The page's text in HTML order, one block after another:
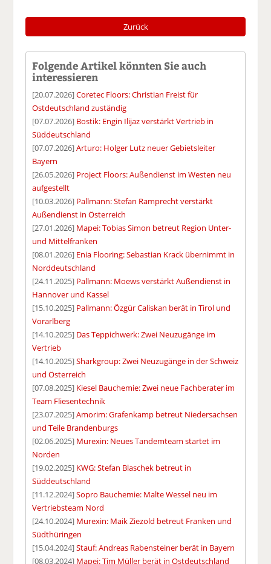
Zurück
Folgende Artikel könnten Sie auch
interessieren
[20.07.2026]Coretec Floors: Christian Freist für
Ostdeutschland zuständig
[07.07.2026] Bostik: Engin Ilijaz verstärkt Vertrieb in
Süddeutschland
[07.07.2026]Arturo: Holger Lutz neuer Gebietsleiter
Bayern
[26.05.2026] Project Floors: Außendienst im Westen neu
aufgestellt
[10.03.2026] Pallmann: Stefan Ramprecht verstärkt
Außendienst in Österreich
[27.01.2026] Mapei: Tobias Simon betreut Region Unter-
und Mittelfranken
[08.01.2026] Enia Flooring: Sebastian Krack übernimmt in
Norddeutschland
[24.11.2025] Pallmann: Moews verstärkt Außendienst in
Hannover und Kassel
[15.10.2025] Pallmann: Özgür Caliskan berät in Tirol und
Vorarlberg
[14.10.2025] Das Teppichwerk: Zwei Neuzugänge im
Vertrieb
[14.10.2025]Sharkgroup: Zwei Neuzugänge in der Schweiz
und Österreich
[07.08.2025] Kiesel Bauchemie: Zwei neue Fachberater im
Team Fliesentechnik
[23.07.2025]Amorim: Grafenkamp betreut Niedersachsen
und Teile Brandenburgs
[02.06.2025] Murexin: Neues Tandemteam startet im
Norden
[19.02.2025] KWG: Stefan Blaschek betreut in
Süddeutschland
[11.12.2024]Sopro Bauchemie: Malte Wessel neu im
Vertriebsteam Nord
[24.10.2024] Murexin: Maik Ziezold betreut Franken und
Südthüringen
[15.04.2024]Stauf: Andreas Rabensteiner berät in Bayern
[08.03.2024] Mapei: Tim Müller berät in Ostdeutschland